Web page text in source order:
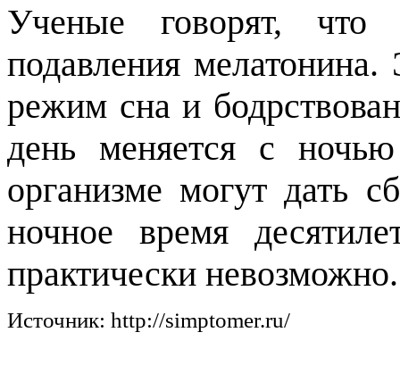
Ученые говорят, что
подавления
режим сна и
день меняется с
организме могут дать
ночное время
практически невозможно.
Источник: http://simptomer.ru/